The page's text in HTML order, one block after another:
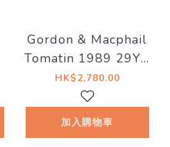
Gordon & Macphail
Tomatin 1989 29YO
#18/038 55% @
HK$2,780.00
加入購物車